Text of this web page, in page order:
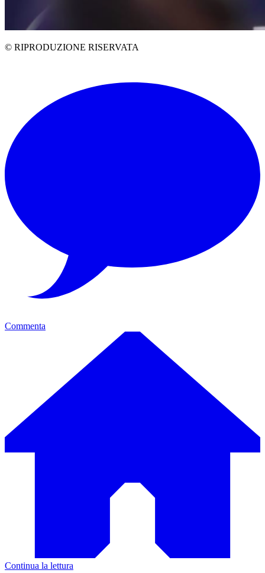
© RIPRODUZIONE RISERVATA
Commenta
Continua la lettura